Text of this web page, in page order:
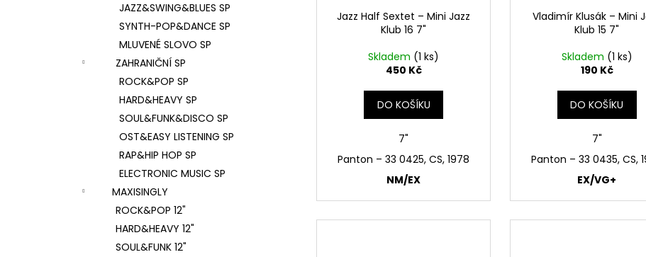
JAZZ&SWING&BLUES SP
SYNTH-POP&DANCE SP
MLUVENÉ SLOVO SP
ZAHRANIČNÍ SP
ROCK&POP SP
HARD&HEAVY SP
SOUL&FUNK&DISCO SP
OST&EASY LISTENING SP
RAP&HIP HOP SP
ELECTRONIC MUSIC SP
MAXISINGLY
ROCK&POP 12"
HARD&HEAVY 12"
SOUL&FUNK 12"
Jazz Half Sextet – Mini Jazz
Klub 16 7"
Skladem (1 ks)
450 Kč
DO KOŠÍKU
7"
Panton – 33 0425, CS, 1978
NM/EX
Vladimír Klusák – Mini
Klub 15 7"
Skladem (1 ks)
190 Kč
DO KOŠÍKU
7"
Panton ‎– 33 0435, CS,
EX/VG+